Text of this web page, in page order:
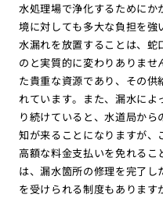
水処理場で浄化するために
境に対しても多大な負担を強
水漏れを放置することは、蛇
のと実質的に変わりありま
た貴重な資源であり、その
れています。また、漏水に
り続けていると、水道局か
知が来ることになりますが、
高額な料金支払いを免れる
は、漏水箇所の修理を完了
を受けられる制度もありま